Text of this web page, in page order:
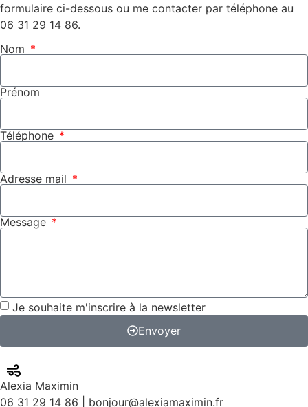
formulaire ci-dessous ou me contacter par téléphone au
06 31 29 14 86.
Nom
Prénom
Téléphone
Adresse mail
Message
Je souhaite m'inscrire à la newsletter
Envoyer
Alexia Maximin
06 31 29 14 86 | bonjour@alexiamaximin.fr